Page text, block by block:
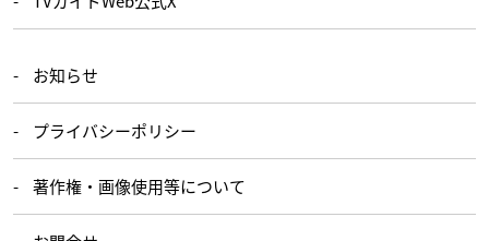
お知らせ
プライバシーポリシー
著作権・画像使用等について